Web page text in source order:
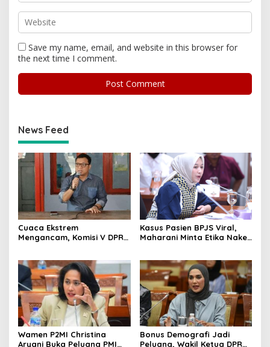
Save my name, email, and website in this browser for
the next time I comment.
News Feed
Cuaca Ekstrem
Mengancam, Komisi V DPR
Kasus Pasien BPJS Viral,
Maharani Minta Etika Nakes
Wamen P2MI Christina
Aryani Buka Peluang PMI
Bonus Demografi Jadi
Peluang, Wakil Ketua DPR